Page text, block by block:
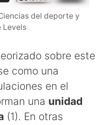
del deporte y
Levels
sobre este
como una
en el
una unidad
(1). En otras